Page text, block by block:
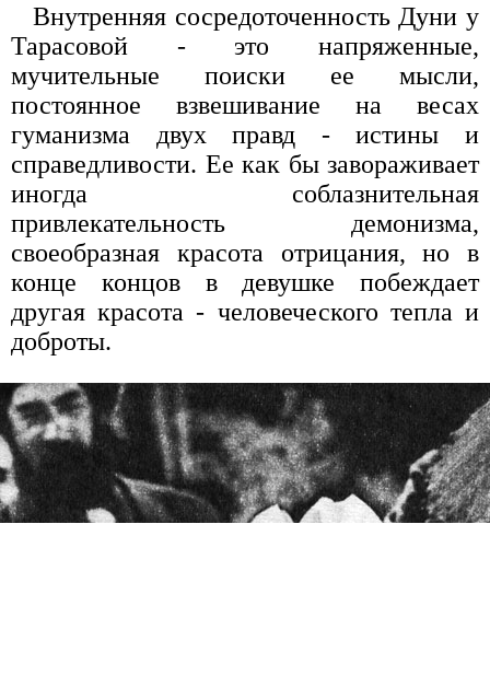
Внутренняя сосредоточенность Дуни у
Тарасовой - это напряженные,
мучительные поиски ее мысли,
постоянное взвешивание на весах
гуманизма двух правд - истины и
справедливости. Ее как бы завораживает
иногда соблазнительная
привлекательность демонизма,
своеобразная красота отрицания, но в
конце концов в девушке побеждает
другая красота - человеческого тепла и
доброты.